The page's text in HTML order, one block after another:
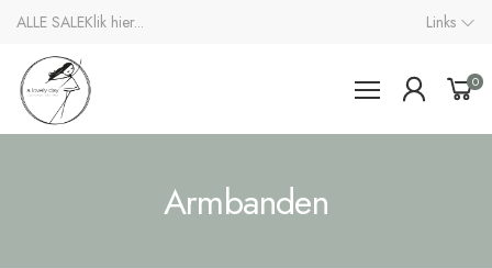
ALLE SALEKlik hier... Links
0
Armbanden